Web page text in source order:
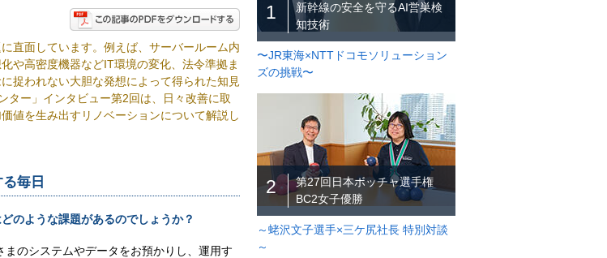
直面しています。例えば、サーバールーム内
や高密度機器などIT環境の変化、法令準拠ま
捉われない大胆な発想によって得られた知見
ター」インタビュー第2回は、日々改善に取
値を生み出すリノベーションについて解説し
毎日
のような課題があるのでしょうか？
まのシステムやデータをお預かりし、運用す
1
新幹線の安全を守るAI営巣検
知技術
〜JR東海×NTTドコモソリューション
ズの挑戦〜
2
第27回日本ボッチャ選手権
BC2女子優勝
～蛯沢文子選手×三ケ尻社長 特別対談
～